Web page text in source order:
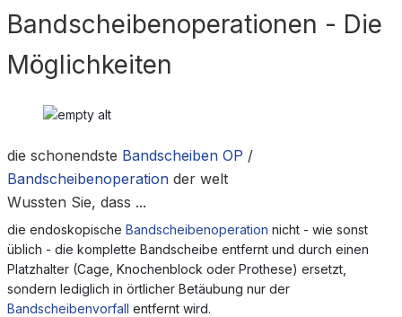
Bandscheibenoperationen - Die
Möglichkeiten
die schonendste Bandscheiben OP /
Bandscheibenoperationder welt
Wussten Sie, dass ...
die endoskopische Bandscheibenoperation nicht - wie sonst
üblich - die komplette Bandscheibe entfernt und durch einen
Platzhalter (Cage, Knochenblock oder Prothese) ersetzt,
sondern lediglich in örtlicher Betäubung nur der
Bandscheibenvorfall entfernt wird.